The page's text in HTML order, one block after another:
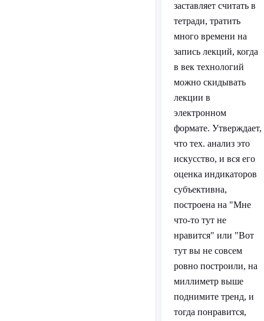
заставляет считать в
тетради, тратить
много времени на
запись лекций, когда
в век технологий
можно скидывать
лекции в
электронном
формате. Утверждает,
что тех. анализ это
искусство, и вся его
оценка индикаторов
субъективна,
построена на "Мне
что-то тут не
нравится" или "Вот
тут вы не совсем
ровно построили, на
миллиметр выше
поднимите тренд, и
тогда понравится,